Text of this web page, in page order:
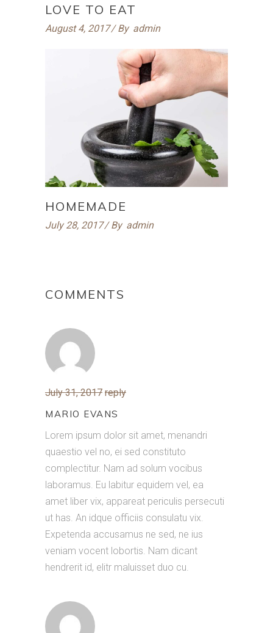
LOVE TO EAT
August 4, 2017 By admin
HOMEMADE
July 28, 2017 By admin
COMMENTS
July 31, 2017 reply
MARIO EVANS
Lorem ipsum dolor sit amet, menandri
quaestio vel no, ei sed constituto
complectitur. Nam ad solum vocibus
laboramus. Eu labitur equidem vel, ea
amet liber vix, appareat periculis persecuti
ut has. An idque officiis consulatu vix.
Expetenda accusamus ne sed, ne ius
veniam vocent lobortis. Nam dicant
hendrerit id, elitr maluisset duo cu.